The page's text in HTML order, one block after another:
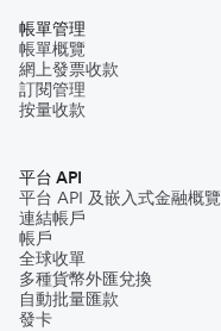
帳單管理
帳單概覽
網上發票收款
訂閱管理
按量收款
平台 API
平台 API 及嵌入式金融概覽
連結帳戶
帳戶
全球收單
多種貨幣外匯兌換
自動批量匯款
發卡